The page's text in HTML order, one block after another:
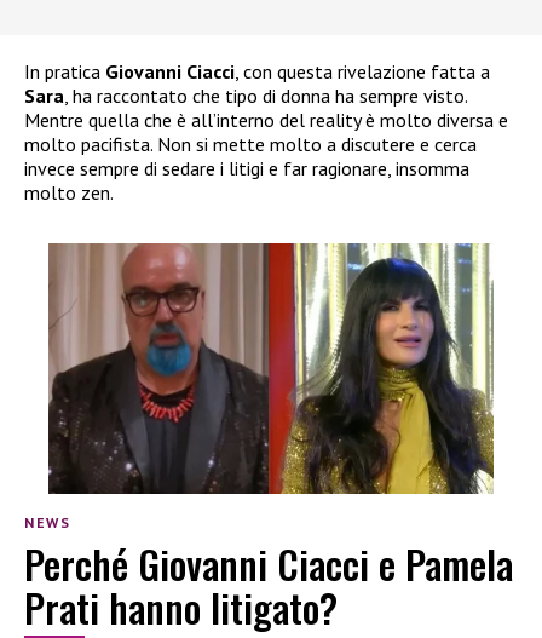
In pratica Giovanni Ciacci , con questa rivelazione fatta a
Sara , ha raccontato che tipo di donna ha sempre visto.
Mentre quella che è all’interno del reality è molto diversa e
molto pacifista. Non si mette molto a discutere e cerca
invece sempre di sedare i litigi e far ragionare, insomma
molto zen.
NEWS
Perché Giovanni Ciacci e Pamela
Prati hanno litigato?